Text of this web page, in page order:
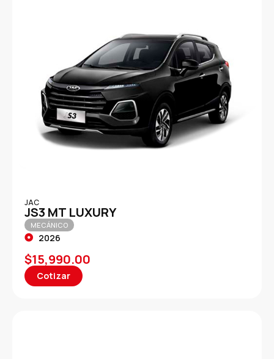
JAC
JS3 MT LUXURY
MECÁNICO
2026
$15,990.00
Cotizar